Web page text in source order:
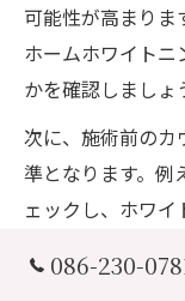
可能性が高まりま
ホームホワイトニ
かを確認しましょ
次に、施術前のカ
準となります。例
ェックし、ホワ
た、口コミや患
086-230-